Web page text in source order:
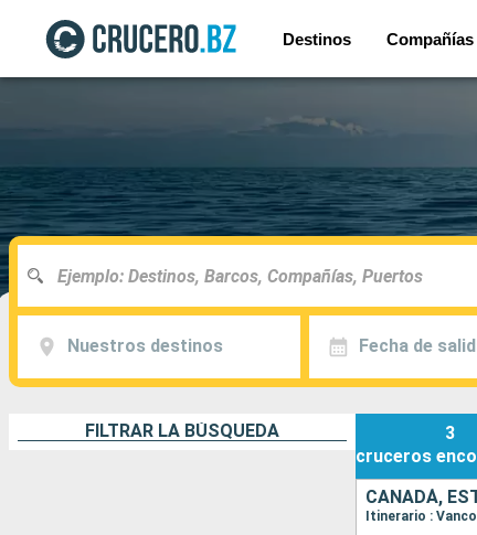
Destinos Compañías
Nuestros destinos Fecha de
FILTRAR LA BÚSQUEDA
3
cruceros
CANADÁ,
Itinerario :